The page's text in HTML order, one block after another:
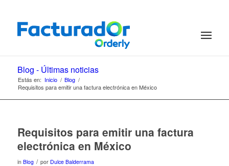
Blog - Últimas noticias
Estás en: Inicio / Blog /
Requisitos para emitir una factura electrónica en México
Requisitos para emitir una factura
electrónica en México
in Blog / por Dulce Balderrama